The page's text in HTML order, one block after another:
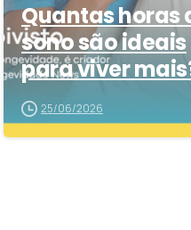
Quantas horas
sono são ideais
para viver
25/06/2026